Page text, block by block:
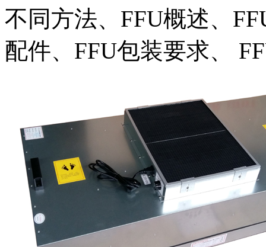
不同方法、FFU概述、
配件、FFU包装要求、